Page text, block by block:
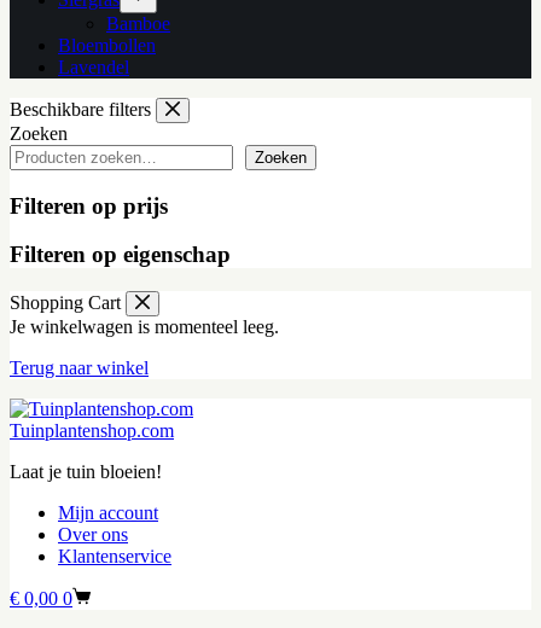
Bamboe
Bloembollen
Lavendel
Beschikbare filters
Zoeken
Zoeken
Filteren op prijs
Filteren op eigenschap
Shopping Cart
Je winkelwagen is momenteel leeg.
Terug naar winkel
Tuinplantenshop.com
Laat je tuin bloeien!
Mijn account
Over ons
Klantenservice
Winkelwagen
€ 0,00 0